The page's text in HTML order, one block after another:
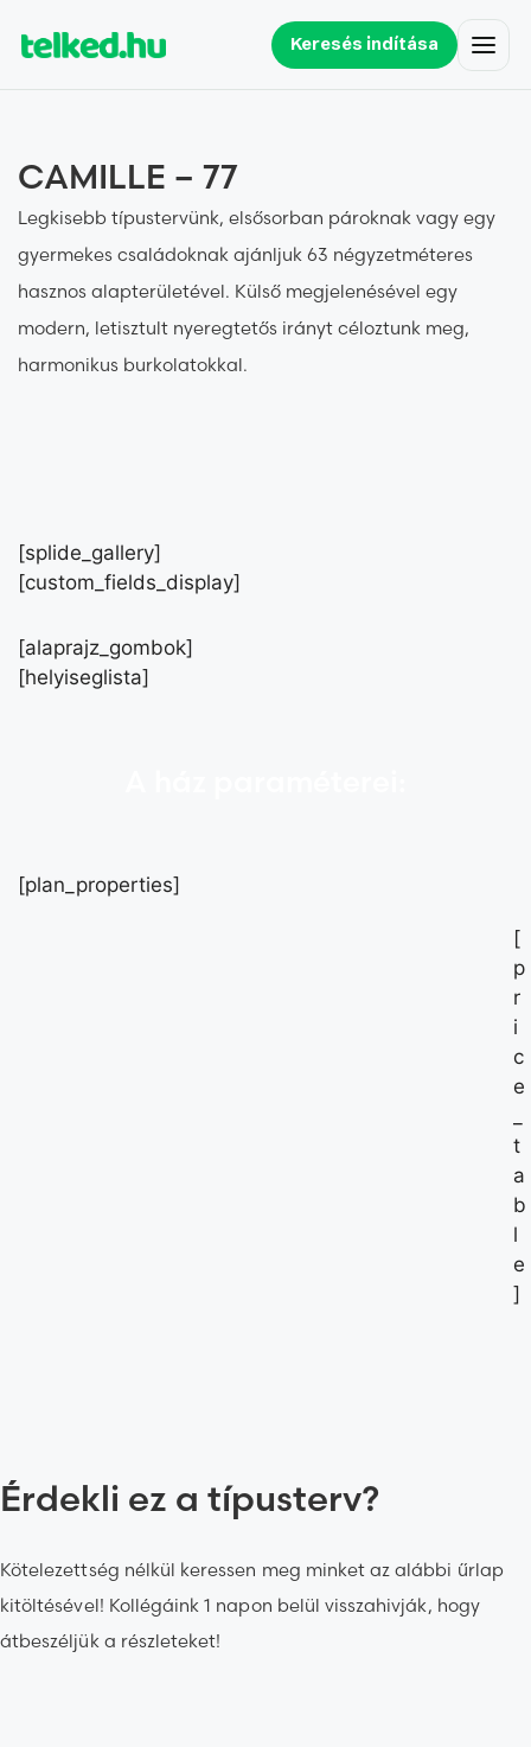
Keresés indítása
CAMILLE – 77
Legkisebb típustervünk, elsősorban pároknak vagy egy
gyermekes családoknak ajánljuk 63 négyzetméteres
hasznos alapterületével. Külső megjelenésével egy
modern, letisztult nyeregtetős irányt céloztunk meg,
harmonikus burkolatokkal.
[custom_fields_display]
[alaprajz_gombok]
[helyiseglista]
[splide_gallery]
[plan_properties]
[
p
r
i
c
e
t
a
b
l
e
]
Érdekli ez a típusterv?
Kötelezettség nélkül keressen meg minket az alábbi űrlap
kitöltésével! Kollégáink 1 napon belül visszahivják, hogy
átbeszéljük a részleteket!